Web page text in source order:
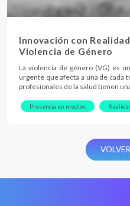
Innovación con
Violencia de Género
La violencia de género (VG) es
urgente que afecta a una de cada
profesionales de la salud tienen
Presencia en medios